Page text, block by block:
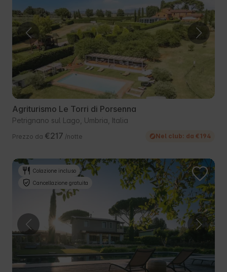
Agriturismo Le Torri di Porsenna
Petrignano sul Lago, Umbria, Italia
Prezzo da €217 /notte Nel club: da €194
Colazione incluso
Cancellazione gratuita